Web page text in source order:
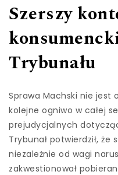
Szerszy
Trybunału
Sprawa Machski nie jest
kolejne ogniwo w całej
prejudycjalnych
Trybunał potwierdził,
niezależnie od wagi
zakwestionował